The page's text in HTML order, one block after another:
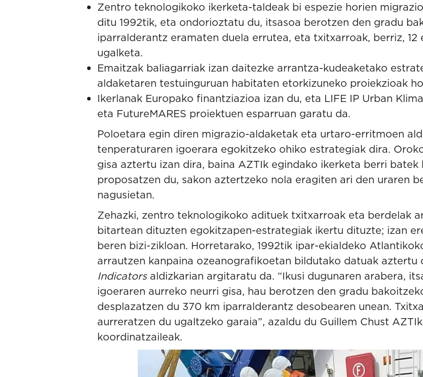
Zentro teknologikoko ikerketa-taldeak bi espezie horien
ditu 1992tik, eta ondorioztatu du, itsasoa berotzen den gradu
iparralderantz eramaten duela errutea, eta txitxarroak, berriz, 12
ugalketa.
Emaitzak baliagarriak izan daitezke arrantza-kudeaketako
aldaketaren testuinguruan habitaten etorkizuneko proiekzioak
Ikerlanak Europako finantziazioa izan du, eta LIFE IP Urban
eta FutureMARES proiektuen esparruan garatu da.
Poloetara egin diren migrazio-aldaketak eta urtaro-erritmoen
tenperaturaren igoerara egokitzeko ohiko estrategiak dira.
gisa aztertu izan dira, baina AZTIk egindako ikerketa berri
proposatzen du, sakon aztertzeko nola eragiten ari den uraren
nagusietan.
Zehazki, zentro teknologikoko adituek txitxarroak eta berdelak
bitartean dituzten egokitzapen-estrategiak ikertu dituzte; izan
beren bizi-zikloan. Horretarako, 1992tik ipar-ekialdeko
arrautzen kanpaina ozeanografikoetan bildutako datuak aztertu
Indicators aldizkarian argitaratu da. “Ikusi dugunaren arabera,
igoeraren aurreko neurri gisa, hau berotzen den gradu
desplazatzen du 370 km iparralderantz desobearen unean.
aurreratzen du ugaltzeko garaia”, azaldu du Guillem Chust
koordinatzaileak.